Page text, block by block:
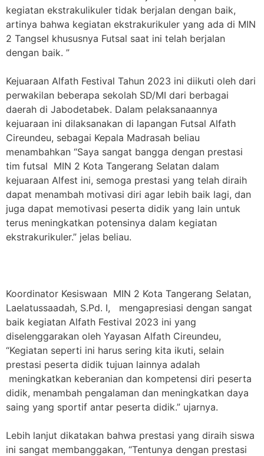
kegiatan ekstrakulikuler tidak berjalan dengan baik,
artinya bahwa kegiatan ekstrakurikuler yang ada di MIN
2 Tangsel khususnya Futsal saat ini telah berjalan
dengan baik. ”
Kejuaraan Alfath Festival Tahun 2023 ini diikuti oleh dari
perwakilan beberapa sekolah SD/MI dari berbagai
daerah di Jabodetabek. Dalam pelaksanaannya
kejuaraan ini dilaksanakan di lapangan Futsal Alfath
Cireundeu, sebagai Kepala Madrasah beliau
menambahkan “Saya sangat bangga dengan prestasi
tim futsal MIN 2 Kota Tangerang Selatan dalam
kejuaraan Alfest ini, semoga prestasi yang telah diraih
dapat menambah motivasi diri agar lebih baik lagi, dan
juga dapat memotivasi peserta didik yang lain untuk
terus meningkatkan potensinya dalam kegiatan
ekstrakurikuler.” jelas beliau.
Koordinator Kesiswaan MIN 2 Kota Tangerang Selatan,
Laelatussaadah, S.Pd. I, mengapresiasi dengan sangat
baik kegiatan Alfath Festival 2023 ini yang
diselenggarakan oleh Yayasan Alfath Cireundeu,
“Kegiatan seperti ini harus sering kita ikuti, selain
prestasi peserta didik tujuan lainnya adalah
meningkatkan keberanian dan kompetensi diri peserta
didik, menambah pengalaman dan meningkatkan daya
saing yang sportif antar peserta didik.” ujarnya.
Lebih lanjut dikatakan bahwa prestasi yang diraih siswa
ini sangat membanggakan, “Tentunya dengan prestasi